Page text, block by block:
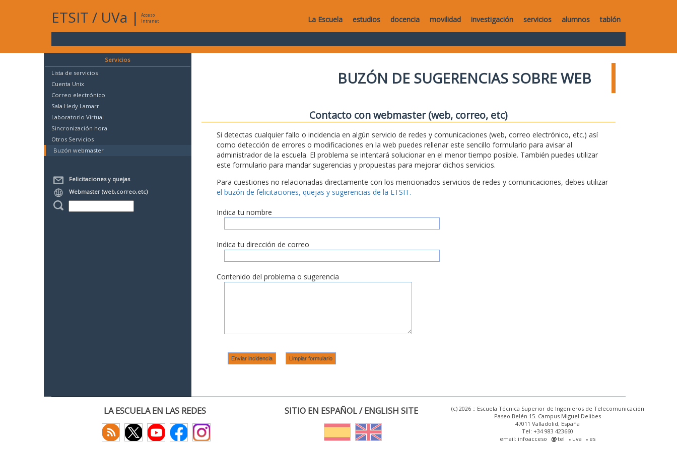
ETSIT / UVa |
Acceso
Intranet
La Escuela estudios docencia movilidad investigación servicios alumnos tablón
Servicios
Lista de servicios
Cuenta Unix
Correo electrónico
Sala Hedy Lamarr
Laboratorio Virtual
Sincronización hora
Otros Servicios
Buzón webmaster
Felicitaciones y quejas
Webmaster (web,correo,etc)
BUZÓN DE SUGERENCIAS SOBRE WEB
Contacto con webmaster (web, correo, etc)
Si detectas cualquier fallo o incidencia en algún servicio de redes y comunicaciones (web, correo electrónico, etc.) así
como detección de errores o modificaciones en la web puedes rellenar este sencillo formulario para avisar al
administrador de la escuela. El problema se intentará solucionar en el menor tiempo posible. También puedes utilizar
este formulario para mandar sugerencias y propuestas para mejorar dichos servicios.
Para cuestiones no relacionadas directamente con los mencionados servicios de redes y comunicaciones, debes utilizar
el buzón de felicitaciones, quejas y sugerencias de la ETSIT.
Indica tu nombre
Indica tu dirección de correo
Contenido del problema o sugerencia
LA ESCUELA EN LAS REDES SITIO EN ESPAÑOL / ENGLISH SITE
(c) 2026 :: Escuela Técnica Superior de Ingenieros de Telecomunicación
Paseo Belén 15. Campus Miguel Delibes
47011 Valladolid, España
Tel: +34 983 423660
email: infoacceso
tel uva es